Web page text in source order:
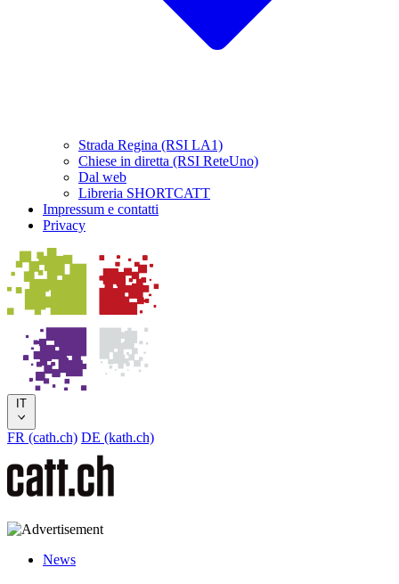
Strada Regina (RSI LA1)
Chiese in diretta (RSI ReteUno)
Dal web
Libreria SHORTCATT
Impressum e contatti
Privacy
IT
FR (cath.ch) DE (kath.ch)
News